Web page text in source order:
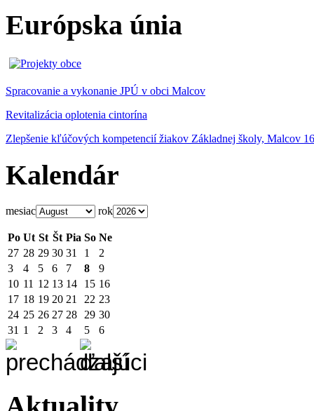
Európska únia
Spracovanie a vykonanie JPÚ v obci Malcov
Revitalizácia oplotenia cintorína
Zlepšenie kľúčových kompetencií žiakov Základnej školy, Malcov 16
Kalendár
mesiac rok
Po Ut St Št Pia So Ne
27 28 29 30 31 1
2
3
4 5 6 7 8
9
10 11 12 13 14 15 16
17 18 19 20 21 22 23
24 25 26 27 28 29 30
31 1 2 3 4 5 6